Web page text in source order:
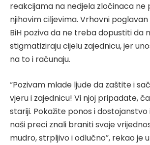
reakcijama na nedjela zločinaca ne
njihovim ciljevima. Vrhovni
BiH poziva da ne treba dopustiti da
stigmatiziraju cijelu zajednicu, jer
na to i računaju.
“Pozivam mlade ljude da zaštite i
vjeru i zajednicu! Vi njoj pripadate,
stariji. Pokažite ponos i dostojanstvo
naši preci znali braniti svoje
mudro, strpljivo i odlučno”, rekao je